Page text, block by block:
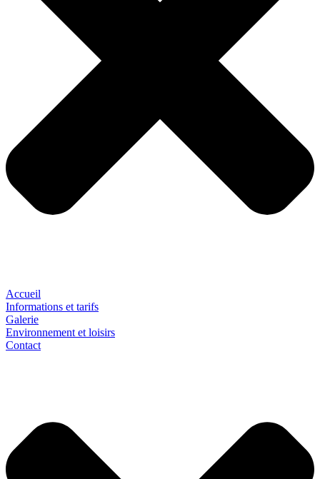
Accueil
Informations et tarifs
Galerie
Environnement et loisirs
Contact